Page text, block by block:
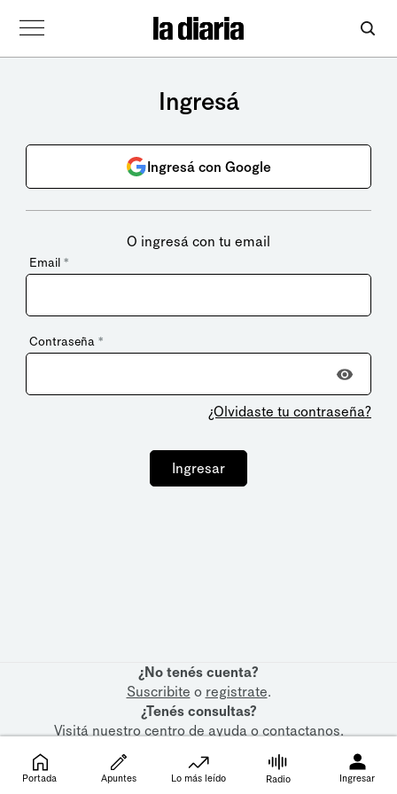
Ingresá
Ingresá con Google
O ingresá con tu email
Email *
Contraseña *
¿Olvidaste tu contraseña?
Ingresar
¿No tenés cuenta?
Suscribite o registrate.
¿Tenés consultas?
Visitá nuestrocentro de ayudaocontactanos.
Portada Apuntes Lo más leído Radio Ingresar